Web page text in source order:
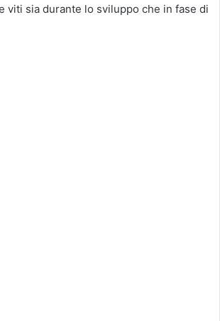
viti sia durante lo sviluppo che in fase di